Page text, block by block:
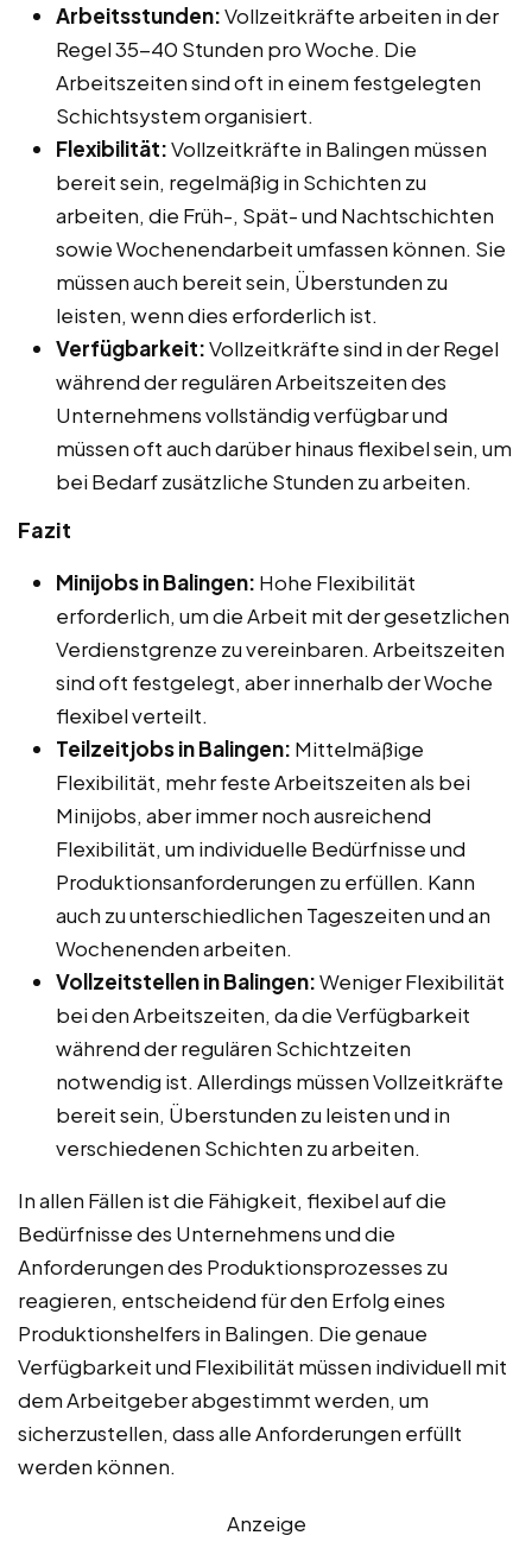
Arbeitsstunden:Vollzeitkräfte arbeiten in der
Regel 35-40 Stunden pro Woche. Die
Arbeitszeiten sind oft in einem festgelegten
Schichtsystem organisiert.
Flexibilität:Vollzeitkräfte in Balingen müssen
bereit sein, regelmäßig in Schichten zu
arbeiten, die Früh-, Spät- und Nachtschichten
sowie Wochenendarbeit umfassen können. Sie
müssen auch bereit sein, Überstunden zu
leisten, wenn dies erforderlich ist.
Verfügbarkeit:Vollzeitkräfte sind in der Regel
während der regulären Arbeitszeiten des
Unternehmens vollständig verfügbar und
müssen oft auch darüber hinaus flexibel sein, um
bei Bedarf zusätzliche Stunden zu arbeiten.
Fazit
Minijobs in Balingen: Hohe Flexibilität
erforderlich, um die Arbeit mit der gesetzlichen
Verdienstgrenze zu vereinbaren. Arbeitszeiten
sind oft festgelegt, aber innerhalb der Woche
flexibel verteilt.
Teilzeitjobs in Balingen: Mittelmäßige
Flexibilität, mehr feste Arbeitszeiten als bei
Minijobs, aber immer noch ausreichend
Flexibilität, um individuelle Bedürfnisse und
Produktionsanforderungen zu erfüllen. Kann
auch zu unterschiedlichen Tageszeiten und an
Wochenenden arbeiten.
Vollzeitstellen in Balingen:Weniger Flexibilität
bei den Arbeitszeiten, da die Verfügbarkeit
während der regulären Schichtzeiten
notwendig ist. Allerdings müssen Vollzeitkräfte
bereit sein, Überstunden zu leisten und in
verschiedenen Schichten zu arbeiten.
In allen Fällen ist die Fähigkeit, flexibel auf die
Bedürfnisse des Unternehmens und die
Anforderungen des Produktionsprozesses zu
reagieren, entscheidend für den Erfolg eines
Produktionshelfers in Balingen. Die genaue
Verfügbarkeit und Flexibilität müssen individuell mit
dem Arbeitgeber abgestimmt werden, um
sicherzustellen, dass alle Anforderungen erfüllt
werden können.
Anzeige